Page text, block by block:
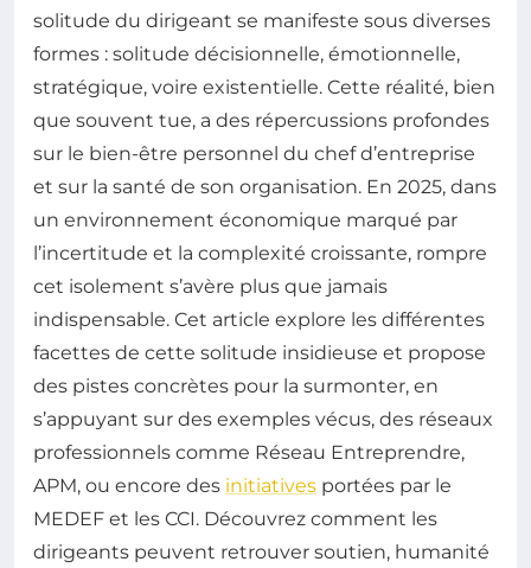
solitude du dirigeant se manifeste sous diverses
formes : solitude décisionnelle, émotionnelle,
stratégique, voire existentielle. Cette réalité, bien
que souvent tue, a des répercussions profondes
sur le bien-être personnel du chef d’entreprise
et sur la santé de son organisation. En 2025, dans
un environnement économique marqué par
l’incertitude et la complexité croissante, rompre
cet isolement s’avère plus que jamais
indispensable. Cet article explore les différentes
facettes de cette solitude insidieuse et propose
des pistes concrètes pour la surmonter, en
s’appuyant sur des exemples vécus, des réseaux
professionnels comme Réseau Entreprendre,
APM, ou encore des initiatives portées par le
MEDEF et les CCI. Découvrez comment les
dirigeants peuvent retrouver soutien, humanité